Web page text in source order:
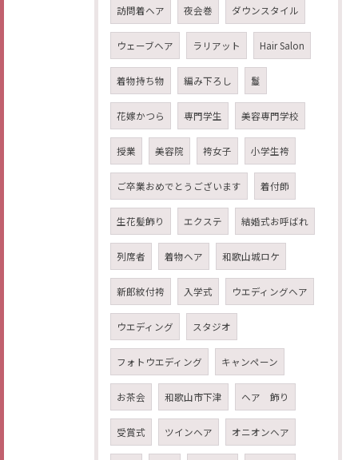
訪問着ヘア 夜会巻 ダウンスタイル
ウェーブヘア ラリアット Hair Salon
着物持ち物 編み下ろし 鬘
花嫁かつら 専門学生 美容専門学校
授業 美容院 袴女子 小学生袴
ご卒業おめでとうございます 着付師
生花髪飾り エクステ 結婚式お呼ばれ
列席者 着物ヘア 和歌山城ロケ
新郎紋付袴 入学式 ウエディングヘア
ウエディング スタジオ
フォトウエディング キャンペーン
お茶会 和歌山市下津 ヘア 飾り
受賞式 ツインヘア オニオンヘア